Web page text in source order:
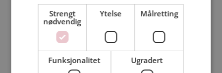
Jeg er en: Mann Kvinne
Min alder:
Strengt
nødvendig
Ytelse Målretting
Funksjonalitet Ugradert